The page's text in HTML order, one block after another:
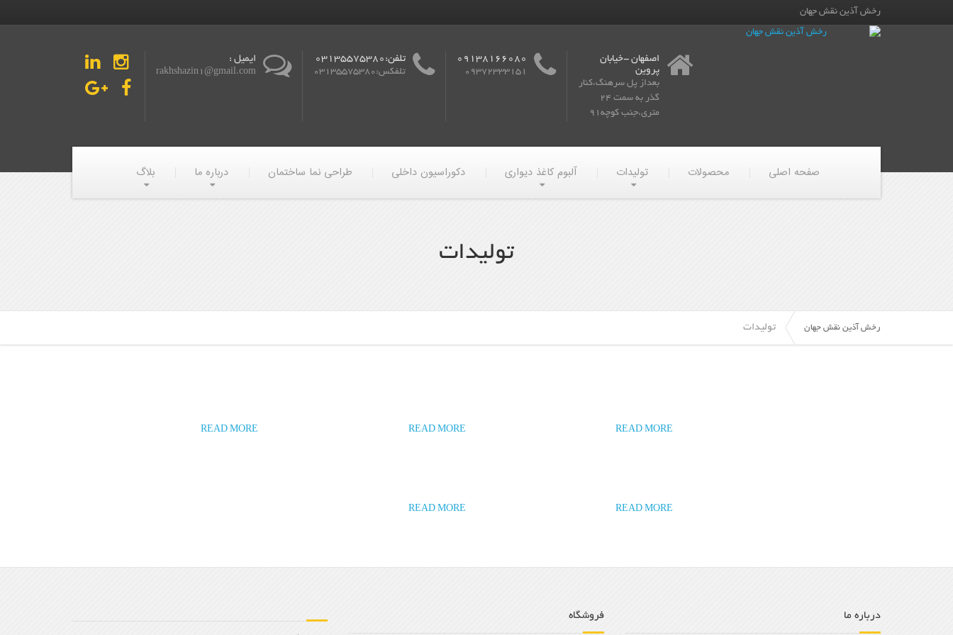
رخش آذین نقش جهان
اصفهان -خیابان
پروین
بعداز پل سرهنگ،کنار
گذر به سمت 24
متری،جنب کوچه91
09138166080
09372333151
تلفن:03135575380
تلفکس:03135575380
ایمیل :
rakhshazin1@gmail.com
صفحه اصلی محصولات تولیدات آلبوم کاغذ دیواری دکوراسیون داخلی طراحی نما ساختمان درباره ما بلاگ
تولیدات
رخش آذین نقش جهان تولیدات
READ MORE READ MORE READ MORE
READ MORE READ MORE
درباره ما فروشگاه